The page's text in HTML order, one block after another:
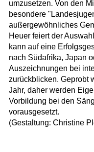
umzusetzen. Von den
besondere
außergewöhnliches
Heuer feiert der
kann auf eine
nach Südafrika, Japan
Auszeichnungen bei
zurückblicken. Geprobt
Jahr, daher werden
Vorbildung bei den
vorausgesetzt.
(Gestaltung: Christine